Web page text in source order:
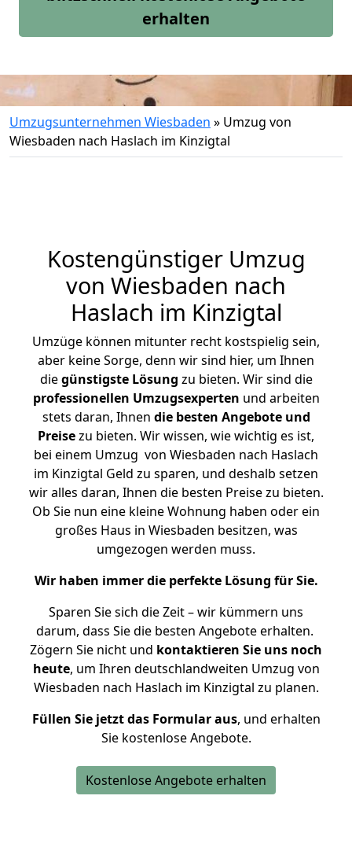
erhalten
Umzugsunternehmen Wiesbaden » Umzug von
Wiesbaden nach Haslach im Kinzigtal
Kostengünstiger Umzug
von Wiesbaden nach
Haslach im Kinzigtal
Umzüge können mitunter recht kostspielig sein,
aber keine Sorge, denn wir sind hier, um Ihnen
diegünstigste Lösung zu bieten. Wir sind die
professionellen Umzugsexperten und arbeiten
stets daran, Ihnen die besten Angebote und
Preisezu bieten. Wir wissen, wie wichtig es ist,
bei einem Umzug von Wiesbaden nach Haslach
im Kinzigtal Geld zu sparen, und deshalb setzen
wir alles daran, Ihnen die besten Preise zu bieten.
Ob Sie nun eine kleine Wohnung haben oder ein
großes Haus in Wiesbaden besitzen, was
umgezogen werden muss.
Wir haben immer die perfekte Lösung für Sie.
Sparen Sie sich die Zeit – wir kümmern uns
darum, dass Sie die besten Angebote erhalten.
Zögern Sie nicht und kontaktieren Sie uns noch
heute, um Ihren deutschlandweiten Umzug von
Wiesbaden nach Haslach im Kinzigtal zu planen.
Füllen Sie jetzt das Formular aus, und erhalten
Sie kostenlose Angebote.
Kostenlose Angebote erhalten